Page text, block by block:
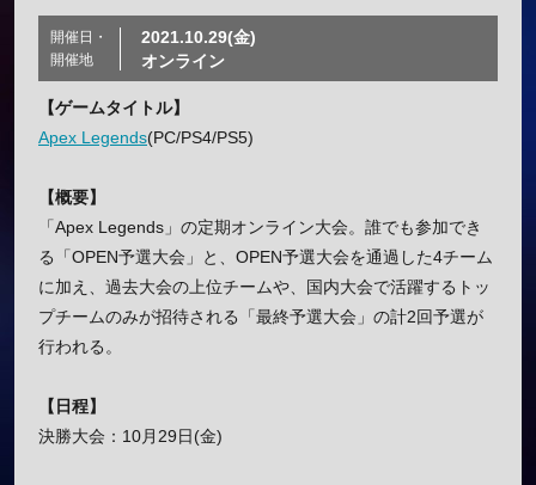
開催日・
開催地
2021.10.29(金)
オンライン
【ゲームタイトル】
Apex Legends(PC/PS4/PS5)
【概要】
「Apex Legends」の定期オンライン大会。誰でも参加でき
る「OPEN予選大会」と、OPEN予選大会を通過した4チーム
に加え、過去大会の上位チームや、国内大会で活躍するトッ
プチームのみが招待される「最終予選大会」の計2回予選が
行われる。
【日程】
決勝大会：10月29日(金)